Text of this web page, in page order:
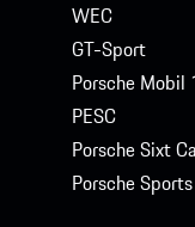
WEC
GT-Sport
Porsche Mobil
PESC
Porsche Sixt
Porsche